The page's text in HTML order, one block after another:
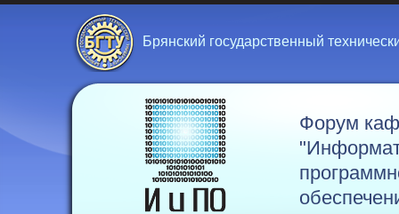
Брянский государственный
Форум